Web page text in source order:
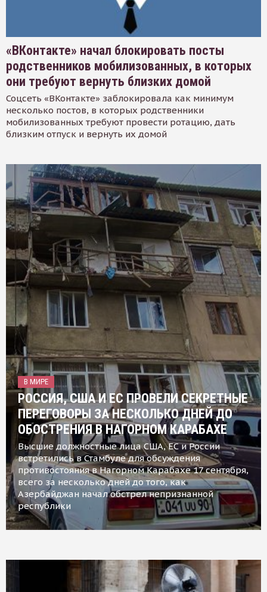
«ВКонтакте» начал блокировать посты
родственников мобилизованных, в которых
они требуют вернуть близких домой
Соцсеть «ВКонтакте» заблокировала как минимум
несколько постов, в которых родственники
мобилизованных требуют провести ротацию, дать
близким отпуск и вернуть их домой
В МИРЕ
РОССИЯ, США И ЕС ПРОВЕЛИ СЕКРЕТНЫЕ
ПЕРЕГОВОРЫ ЗА НЕСКОЛЬКО ДНЕЙ ДО
ОБОСТРЕНИЯ В НАГОРНОМ КАРАБАХЕ
Высшие должностные лица США, ЕС и России
встретились в Стамбуле для обсуждения
противостояния в Нагорном Карабахе 17 сентября,
всего за несколько дней до того, как
Азербайджан начал обстрел непризнанной
республики